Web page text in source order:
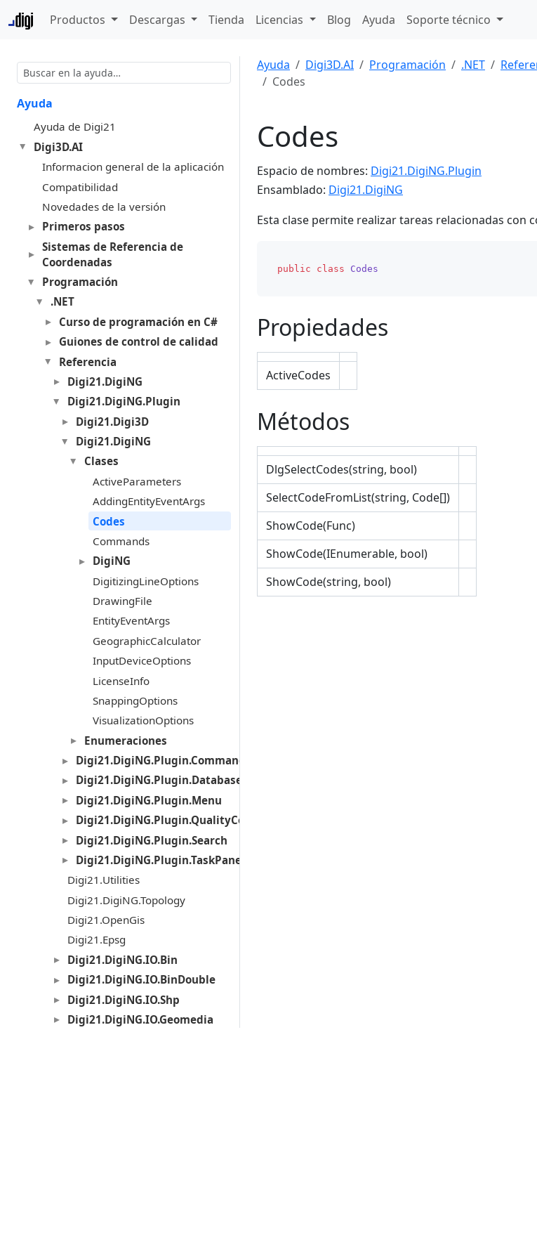
Productos Descargas Tienda Licencias Blog Ayuda Soporte técnico
Ayuda
Ayuda de Digi21
Digi3D.AI
Informacion general de la aplicación
Compatibilidad
Novedades de la versión
Primeros pasos
Sistemas de Referencia de
Coordenadas
Programación
.NET
Curso de programación en C#
Guiones de control de calidad
Referencia
Digi21.DigiNG
Digi21.DigiNG.Plugin
Digi21.Digi3D
Digi21.DigiNG
Clases
ActiveParameters
AddingEntityEventArgs
Codes
Commands
DigiNG
DigitizingLineOptions
DrawingFile
EntityEventArgs
GeographicCalculator
InputDeviceOptions
LicenseInfo
SnappingOptions
VisualizationOptions
Enumeraciones
Digi21.DigiNG.Plugin.Commands
Digi21.DigiNG.Plugin.Databases
Digi21.DigiNG.Plugin.Menu
Digi21.DigiNG.Plugin.QualityControl
Digi21.DigiNG.Plugin.Search
Digi21.DigiNG.Plugin.TaskPanel
Digi21.Utilities
Digi21.DigiNG.Topology
Digi21.OpenGis
Digi21.Epsg
Digi21.DigiNG.IO.Bin
Digi21.DigiNG.IO.BinDouble
Digi21.DigiNG.IO.Shp
Digi21.DigiNG.IO.Geomedia
Ayuda Digi3D.AI Programación .NET
Codes
Codes
Espacio de nombres: Digi21.DigiNG.Plugin
Ensamblado: Digi21.DigiNG
Esta clase permite realizar tareas relacionadas con
public class Codes
Propiedades
ActiveCodes
Métodos
DlgSelectCodes(string, bool)
SelectCodeFromList(string, Code[])
ShowCode(Func)
ShowCode(IEnumerable, bool)
ShowCode(string, bool)